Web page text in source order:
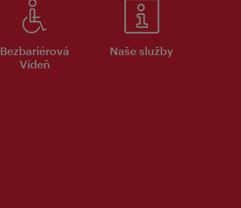
Bezbariérová
Vídeň
Naše služby